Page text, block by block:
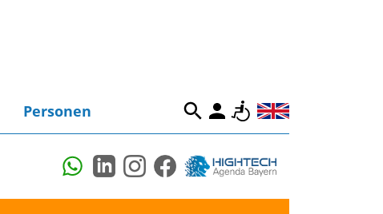
Personen